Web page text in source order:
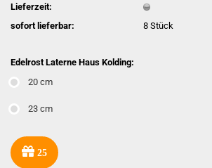
Lieferzeit:
sofort lieferbar:
8Stück
Edelrost Laterne Haus Kolding:
20 cm
23 cm
25